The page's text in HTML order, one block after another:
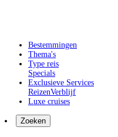
Bestemmingen
Thema's
Type reis
Specials
Exclusieve Services
ReizenVerblijf
Luxe cruises
Zoeken